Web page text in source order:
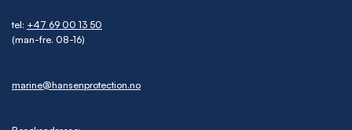
tel: +47 69 00 13 50
(man-fre. 08-16)
marine@hansenprotection.no